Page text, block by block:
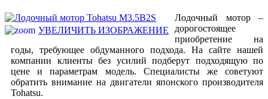
УВЕЛИЧИТЬ ИЗОБРАЖЕНИЕ
Лодочный мотор –
дорогостоящее
приобретение на
годы, требующее обдуманного подхода. На сайте нашей
компании клиенты без усилий подберут подходящую по
цене и параметрам модель. Специалисты же советуют
обратить внимание на двигатели японского производителя
Tohatsu.